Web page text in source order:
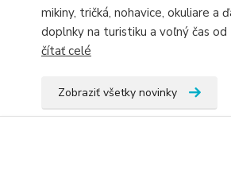
mikiny, tričká, nohavice, okuliare a
doplnky na turistiku a voľný čas od
čítať celé
Zobraziť všetky novinky